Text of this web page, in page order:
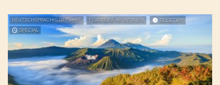
DEUTSCHSPRACHIG GEFÜHRT FLUGREISE AB/BIS WIEN
REISETIPP
SPECIAL